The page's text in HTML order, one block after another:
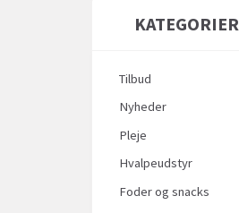
Pup Ice(2)
Trixie
Tyrol
Zeus
KATEGORIER
Tilbud
Nyheder
Pleje
Hvalpeudstyr
Foder og snacks